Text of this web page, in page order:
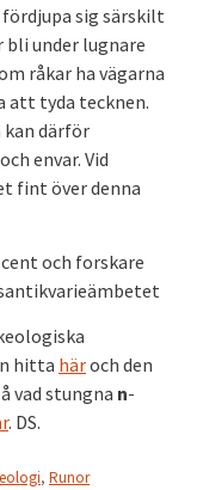
sig särskilt
under lugnare
råkar ha vägarna
att tyda tecknen.
kan därför
envar. Vid
fint över denna
och forskare
hitta häroch den
vad stungna n-
. DS.
, Runor